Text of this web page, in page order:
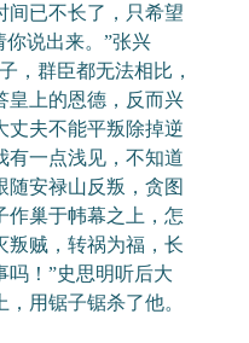
间已不长了，只希望
你说出来。”张兴
，群臣都无法相比，
皇上的恩德，反而兴
丈夫不能平叛除掉逆
有一点浅见，不知道
随安禄山反叛，贪图
作巢于帏幕之上，怎
叛贼，转祸为福，长
吗！”史思明听后大
用锯子锯杀了他。